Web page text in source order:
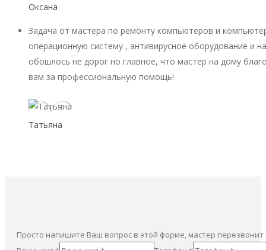
Оксана
Задача от мастера по ремонту компьютеров и
операционную систему , антивирусное оборудование и
обошлось не дорог но главное, что мастер на дому
вам за профессиональную помощь!
Татьяна
Просто напишите Ваш вопрос в этой форме, мастер